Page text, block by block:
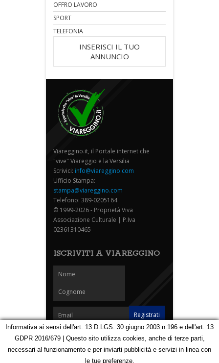
OFFRO LAVORO
SPORT
TELEFONIA
INSERISCI IL TUO
ANNUNCIO
Viareggino.it, il Portale internet che
"vive" Viareggio e la Versilia
Scrivici: info@viareggino.com
Ufficio Stampa:
stampa@viareggino.com
Telefono: 389-0205164
© 1999-2026 - Proprietà Viva
Associazione Culturale | P.Iva
02361310465
ISCRIVITI A VIAREGGINO
Homepage Notizie Speciali Eventi Foto Carnevale
Partners Contatti
Informativa ai sensi dell'art. 13 D.LGS. 30 giugno 2003 n.196 e dell'art. 13
GDPR 2016/679 | Questo sito utilizza cookies, anche di terze parti,
necessari al funzionamento e per inviarti pubblicità e servizi in linea con
le tue preferenze.